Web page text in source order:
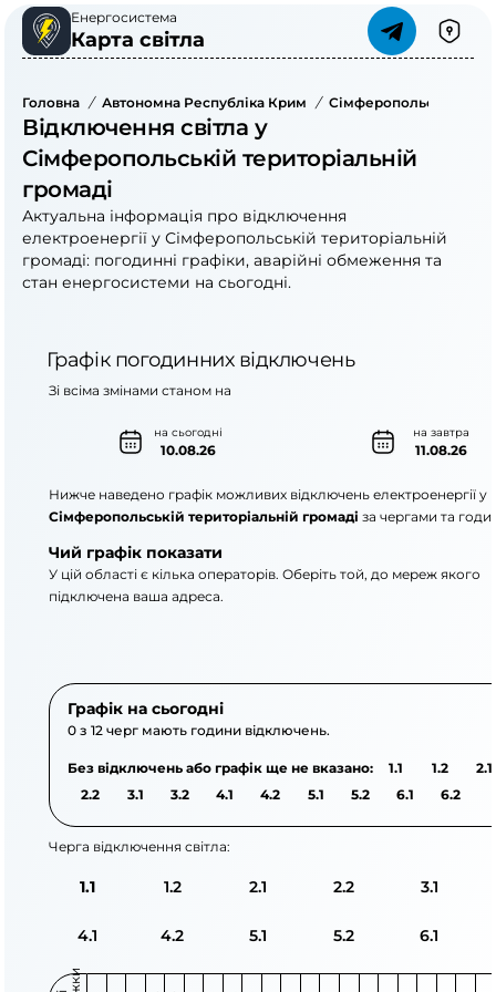
Енергосистема
Карта світла
Головна / Автономна Республіка Крим / Сімферопольський
Відключення світла у
Сімферопольській територіальній
громаді
Актуальна інформація про відключення
електроенергії у Сімферопольській територіальній
громаді: погодинні графіки, аварійні обмеження та
стан енергосистеми на сьогодні.
Графік погодинних відключень
на сьогодні
10.08.26
на завтра
11.08.26
Зі всіма змінами станом на
Нижче наведено графік можливих відключень електроенергії у
Сімферопольській територіальній громаді за чергами та
Чий графік показати
У цій області є кілька операторів. Оберіть той, до мереж якого
підключена ваша адреса.
Графік на сьогодні
0 з 12 черг мають години відключень.
Без відключень або графік ще не вказано: 1.1 1.2
2.1
2.2
3.1 3.2 4.1 4.2 5.1 5.2 6.1 6.2
Черга відключення світла:
1.1 1.2 2.1 2.2 3.1
4.1 4.2 5.1 5.2 6.1